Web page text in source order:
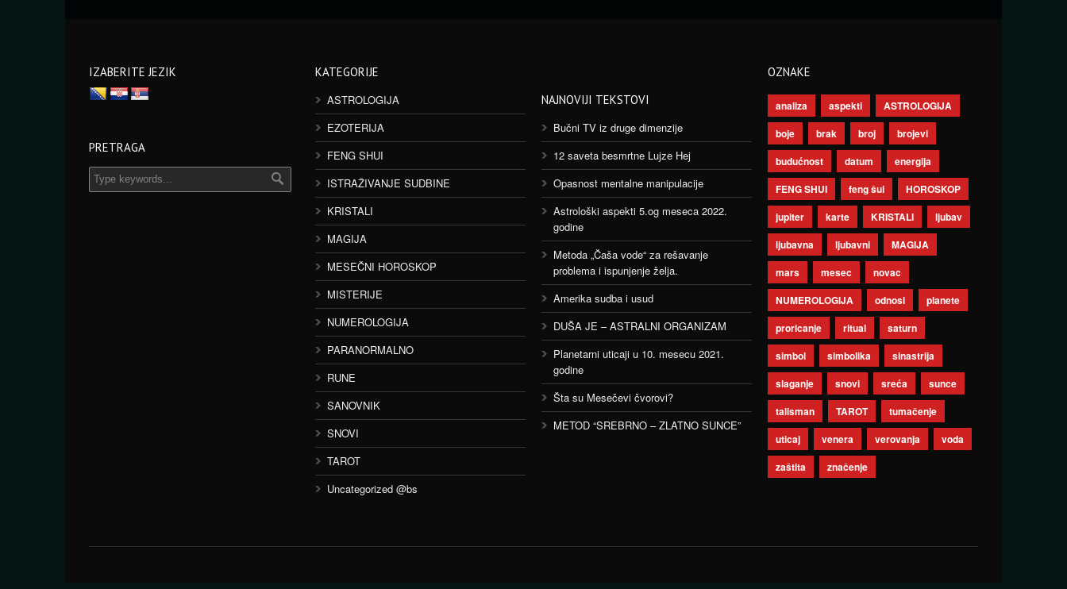
IZABERITE JEZIK
PRETRAGA
KATEGORIJE
ASTROLOGIJA
EZOTERIJA
FENG SHUI
ISTRAŽIVANJE SUDBINE
KRISTALI
MAGIJA
MESEČNI HOROSKOP
MISTERIJE
NUMEROLOGIJA
PARANORMALNO
RUNE
SANOVNIK
SNOVI
TAROT
Uncategorized @bs
NAJNOVIJI TEKSTOVI
Bučni TV iz druge dimenzije
12 saveta besmrtne Lujze Hej
Opasnost mentalne manipulacije
Astrološki aspekti 5.og meseca 2022.
godine
Metoda „Čaša vode“ za rešavanje
problema i ispunjenje želja.
Amerika sudba i usud
DUŠA JE – ASTRALNI ORGANIZAM
Planetarni uticaji u 10. mesecu 2021.
godine
Šta su Mesečevi čvorovi?
METOD “SREBRNO – ZLATNO SUNCE”
OZNAKE
analiza aspekti
ASTROLOGIJA
boje
brak broj
brojevi
budućnost
datum
energija
FENG SHUI
feng šui
HOROSKOP
jupiter
karte KRISTALI
ljubav
ljubavna
ljubavni
MAGIJA
mars
mesec
novac
NUMEROLOGIJA
odnosi
planete
proricanje
ritual
saturn
simbol
simbolika
sinastrija
slaganje
snovi sreća
sunce
talisman
TAROT
tumačenje
uticaj
venera verovanja
voda
zaštita
značenje